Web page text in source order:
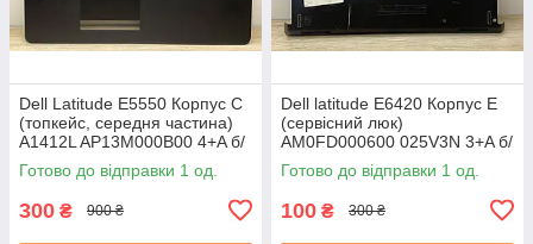
Dell Latitude E5550 Корпус C
(топкейс, середня частина)
A1412L AP13M000B00 4+A б/
у
Готово до відправки 1 од.
300 ₴ 900 ₴
Dell latitude E6420 Корпус E
(сервісний люк)
AM0FD000600 025V3N 3+A б/
в # #
Готово до відправки 1 од.
100 ₴ 300 ₴